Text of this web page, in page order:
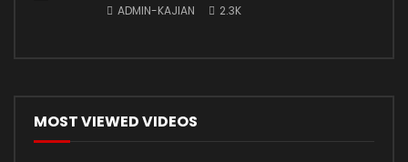
ADMIN-KAJIAN 2.3K
MOST VIEWED VIDEOS